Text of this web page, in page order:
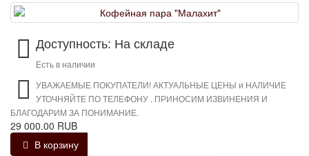
Доступность: На складе
Есть в наличии
УВАЖАЕМЫЕ ПОКУПАТЕЛИ! АКТУАЛЬНЫЕ ЦЕНЫ и НАЛИЧИЕ
УТОЧНЯЙТЕ ПО ТЕЛЕФОНУ . ПРИНОСИМ ИЗВИНЕНИЯ И
БЛАГОДАРИМ ЗА ПОНИМАНИЕ.
29 000.00 RUB
В корзину